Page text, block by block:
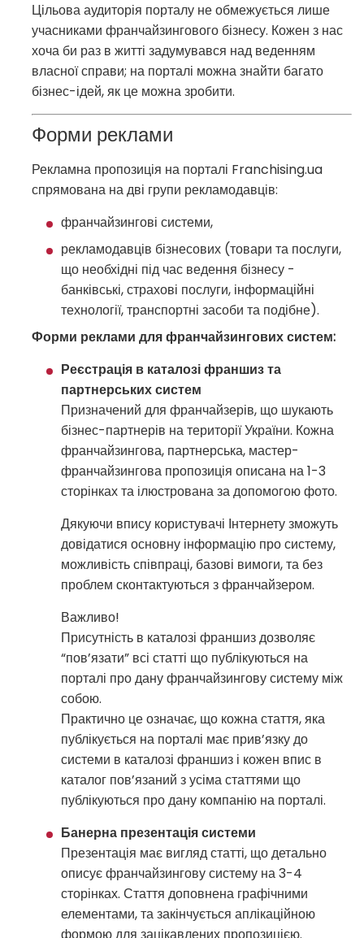
Цільова аудиторія порталу не обмежується лише
учасниками франчайзингового бізнесу. Кожен з нас
хоча би раз в житті задумувався над веденням
власної справи; на порталі можна знайти багато
бізнес-ідей, як це можна зробити.
Форми реклами
Рекламна пропозиція на порталі Franchising.ua
спрямована на дві групи рекламодавців:
франчайзингові системи,
рекламодавців бізнесових (товари та послуги,
що необхідні під час ведення бізнесу -
банківські, страхові послуги, інформаційні
технології, транспортні засоби та подібне).
Форми реклами для франчайзингових систем:
Реєстрація в каталозі франшиз та
партнерських систем
Призначений для франчайзерів, що шукають
бізнес-партнерів на території України. Кожна
франчайзингова, партнерська, мастер-
франчайзингова пропозиція описана на 1-3
сторінках та ілюстрована за допомогою фото.
Дякуючи впису користувачі Інтернету зможуть
довідатися основну інформацію про систему,
можливість співпраці, базові вимоги, та без
проблем сконтактуються з франчайзером.
Важливо!
Присутність в каталозі франшиз дозволяє
“пов’язати” всі статті що публікуються на
порталі про дану франчайзингову систему між
собою.
Практично це означає, що кожна стаття, яка
публікується на порталі має прив’язку до
системи в каталозі франшиз і кожен впис в
каталог пов’язаний з усіма статтями що
публікуються про дану компанію на порталі.
Банерна презентація системи
Презентація має вигляд статті, що детально
описує франчайзингову систему на 3-4
сторінках. Стаття доповнена графічними
елементами, та закінчується аплікаційною